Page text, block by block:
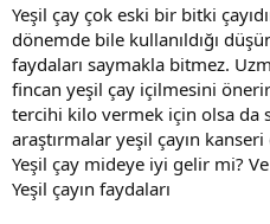
Yeşil çay çok eski bir bitki
dönemde bile kullanıldığı
faydaları saymakla bitmez.
fincan yeşil çay içilmesini
tercihi kilo vermek için olsa da
araştırmalar yeşil çayın
Yeşil çay mideye iyi gelir mi?
Yeşil çayın faydaları